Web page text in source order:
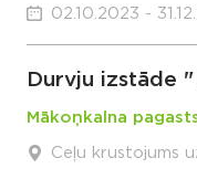
02.10.2023 -
Durvju izstāde
Mākoņkalna
Ceļu krustojums